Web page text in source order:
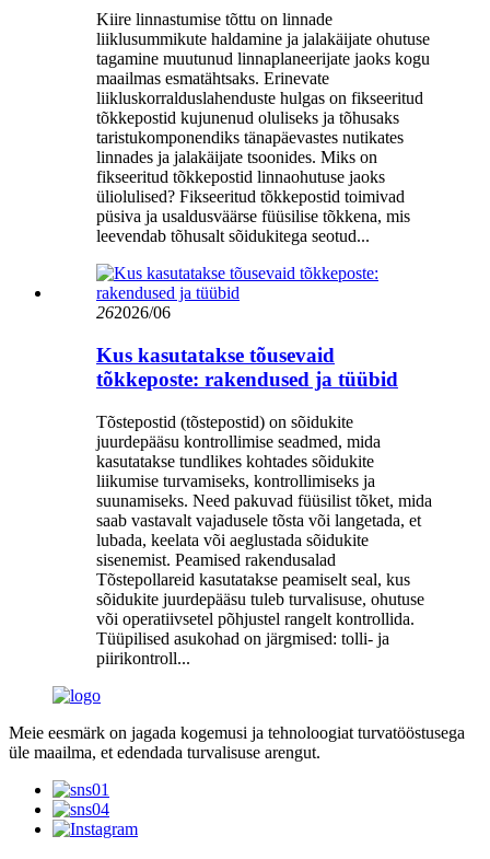
Kiire linnastumise tõttu on linnade
liiklusummikute haldamine ja jalakäijate ohutuse
tagamine muutunud linnaplaneerijate jaoks kogu
maailmas esmatähtsaks. Erinevate
liikluskorralduslahenduste hulgas on fikseeritud
tõkkepostid kujunenud oluliseks ja tõhusaks
taristukomponendiks tänapäevastes nutikates
linnades ja jalakäijate tsoonides. Miks on
fikseeritud tõkkepostid linnaohutuse jaoks
üliolulised? Fikseeritud tõkkepostid toimivad
püsiva ja usaldusväärse füüsilise tõkkena, mis
leevendab tõhusalt sõidukitega seotud...
262026/06
Kus kasutatakse tõusevaid
tõkkeposte: rakendused ja tüübid
Tõstepostid (tõstepostid) on sõidukite
juurdepääsu kontrollimise seadmed, mida
kasutatakse tundlikes kohtades sõidukite
liikumise turvamiseks, kontrollimiseks ja
suunamiseks. Need pakuvad füüsilist tõket, mida
saab vastavalt vajadusele tõsta või langetada, et
lubada, keelata või aeglustada sõidukite
sisenemist. Peamised rakendusalad
Tõstepollareid kasutatakse peamiselt seal, kus
sõidukite juurdepääsu tuleb turvalisuse, ohutuse
või operatiivsetel põhjustel rangelt kontrollida.
Tüüpilised asukohad on järgmised: tolli- ja
piirikontroll...
Meie eesmärk on jagada kogemusi ja tehnoloogiat turvatööstusega
üle maailma, et edendada turvalisuse arengut.